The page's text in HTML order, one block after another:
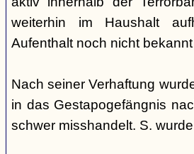
weiterhin im Haushalt
Aufenthalt noch nicht
Nach seiner Verhaftung
in das Gestapogefängnis
schwer misshandelt. S.